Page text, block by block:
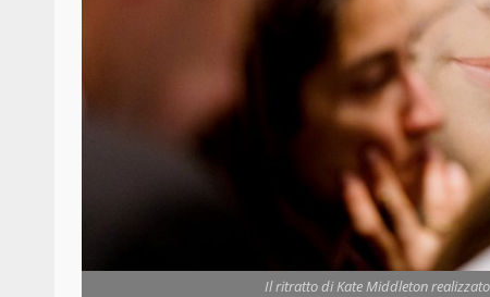
Il ritratto di Kate Middleton